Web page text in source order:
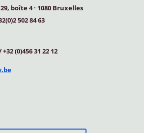
boîte 4· 1080 Bruxelles
502 84 63
(0)456 31 22 12